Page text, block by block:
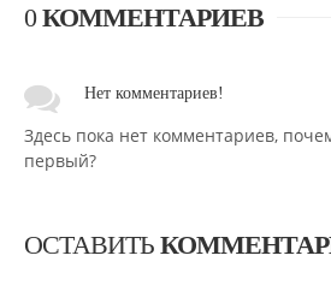
0КОММЕНТАРИЕВ
Нет комментариев!
Здесь пока нет комментариев,
первый?
ОСТАВИТЬ